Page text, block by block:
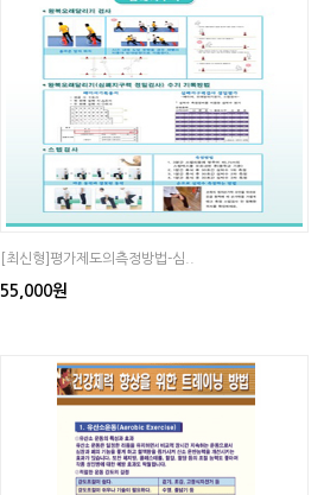
[최신형]평가제도의측정방법-심..
55,000원